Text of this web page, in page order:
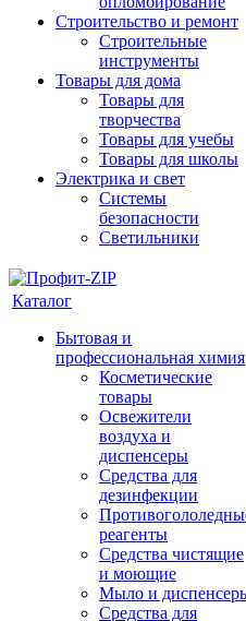
Строительство и ремонт
Строительные
инструменты
Товары для дома
Товары для
творчества
Товары для учебы
Товары для школы
Электрика и свет
Системы
безопасности
Светильники
Каталог
Бытовая и
профессиональная химия
Косметические
товары
Освежители
воздуха и
диспенсеры
Средства для
дезинфекции
реагенты
Средства чистящие
и моющие
Мыло и
Средства для